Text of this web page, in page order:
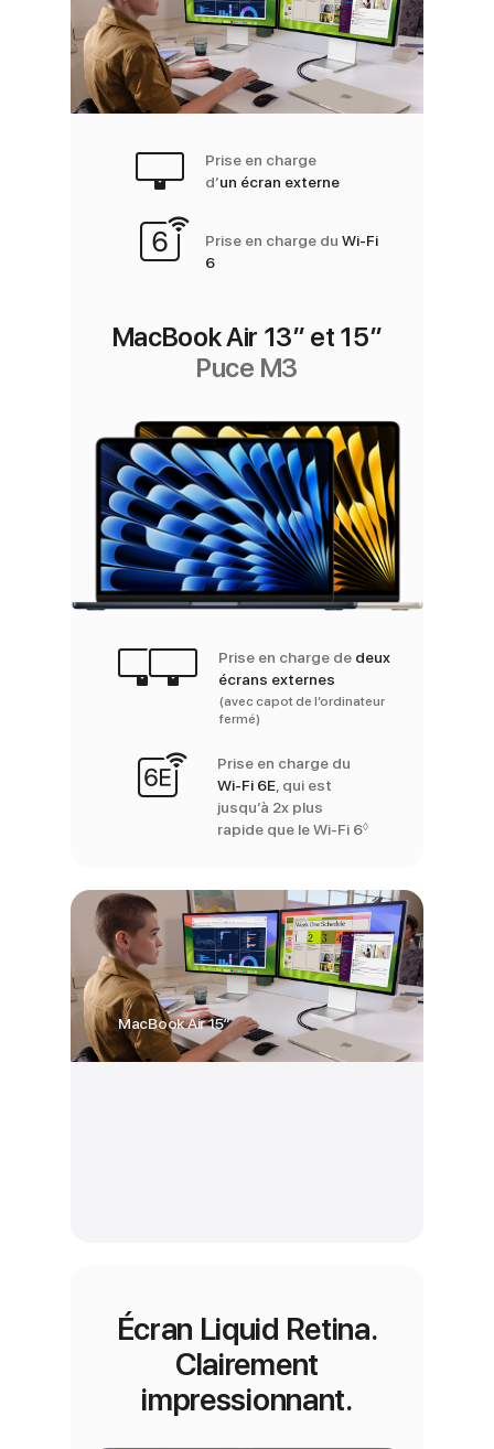
Prise en charge
d’un écran externe
Prise en charge duWi‑Fi
6
MacBook Air 13″ et 15″
Puce M3
Prise en charge de deux
écrans externes
(avec capot de l’ordinateur
fermé)
Prise en charge du
Wi‑Fi 6E , qui est
jusqu’à 2x plus
rapide que le Wi‑Fi 6◊
MacBook Air 15″
Écran Liquid Retina.
Clairement
impressionnant.